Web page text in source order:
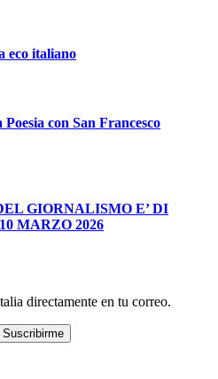
eco italiano
con San Francesco
GIORNALISMO E’ DI
MARZO 2026
directamente en tu correo.
Suscribirme